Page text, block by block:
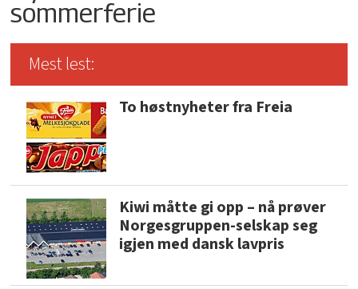
sommerferie
Mest lest:
To høstnyheter fra Freia
Kiwi måtte gi opp – nå prøver
Norgesgruppen-selskap seg
igjen med dansk lavpris